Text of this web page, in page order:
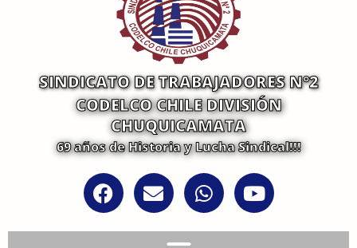
SINDICATO DE TRABAJADORES N°2
CODELCO CHILE DIVISIÓN
CHUQUICAMATA
69 años de Historia y Lucha Sindical!!!
a
c
n
v
h
a
o
u